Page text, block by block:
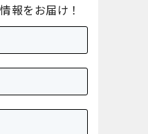
報をお届け！